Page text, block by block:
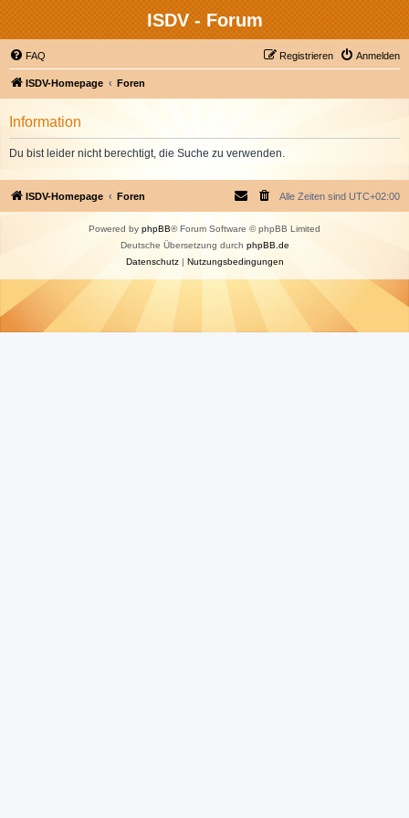
ISDV - Forum
FAQ Anmelden
Registrieren
ISDV-Homepage Foren
Information
Du bist leider nicht berechtigt, die Suche zu verwenden.
ISDV-Homepage Foren Alle Zeiten sind UTC+02:00
Powered by phpBB® Forum Software © phpBB Limited
Deutsche Übersetzung durch phpBB.de
Datenschutz| Nutzungsbedingungen